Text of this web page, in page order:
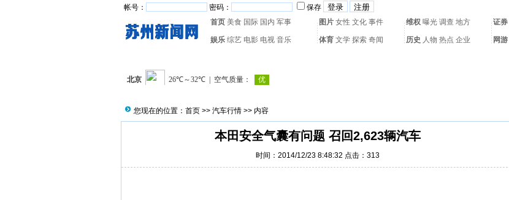
帐号： 密码： 保存
首页 美食 国际 国内 军事 图片 女性 文化 事件 维权 曝光 调查 地方 证券
娱乐 综艺 电影 电视 音乐 体育 文学 探索 奇闻 历史 人物 热点 企业 网游
您现在的位置： 首页 >> 汽车行情 >> 内容
本田安全气囊有问题 召回2,623辆汽车
时间：2014/12/23 8:48:32 点击： 313